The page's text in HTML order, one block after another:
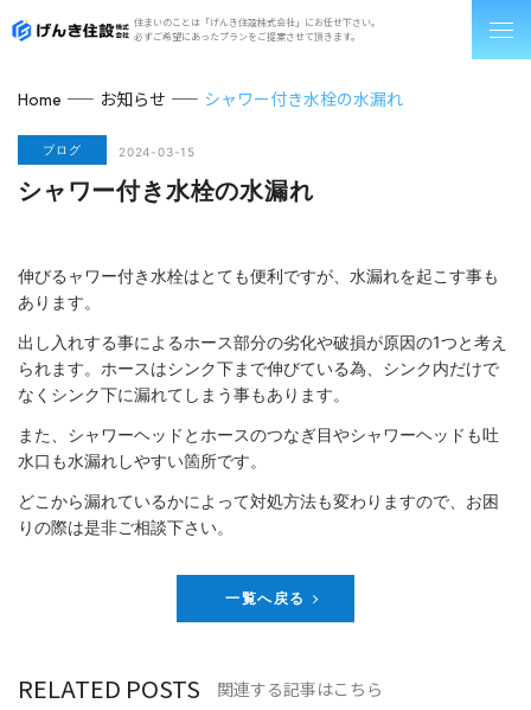
住まいのことは「げんき住設株式会社」にお任せ下さい。
必ずご希望にあったプランをご提案させて頂きます。
Home お知らせ シャワー付き水栓の水漏れ
ブログ 2024-03-15
シャワー付き水栓の水漏れ
伸びるャワー付き水栓はとても便利ですが、水漏れを起こす事も
あります。
出し入れする事によるホース部分の劣化や破損が原因の1つと考え
られます。ホースはシンク下まで伸びている為、シンク内だけで
なくシンク下に漏れてしまう事もあります。
また、シャワーヘッドとホースのつなぎ目やシャワーヘッドも吐
水口も水漏れしやすい箇所です。
どこから漏れているかによって対処方法も変わりますので、お困
りの際は是非ご相談下さい。
一覧へ戻る
RELATED POSTS 関連する記事はこちら